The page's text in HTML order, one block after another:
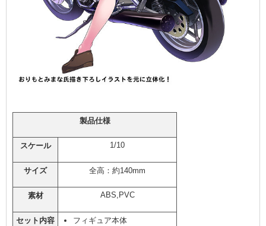
製品仕様
スケール 1/10
サイズ 全高：約140mm
素材 ABS,PVC
セット内容
フィギュア本体